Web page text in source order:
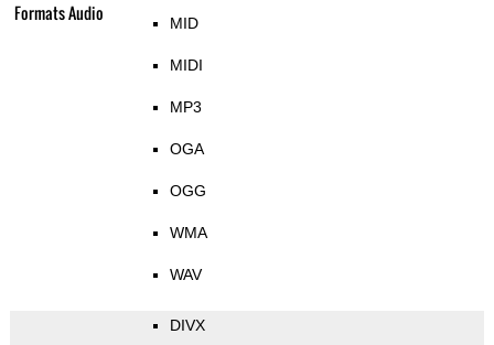
Formats Audio MID
MIDI
MP3
OGA
OGG
WMA
WAV
DIVX